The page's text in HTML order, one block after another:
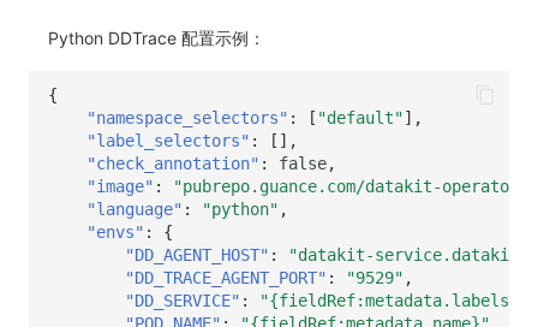
Python DDTrace 配置示例：
{
"namespace_selectors" : [ "default"],
"label_selectors" :
[],
"check_annotation" : false,
"image" :
"pubrepo.guance.com/datakit-
"language" : "python" ,
"envs" :
{
"DD_AGENT_HOST" :
"datakit-
"DD_TRACE_AGENT_PORT" : "9529" ,
"DD_SERVICE" :